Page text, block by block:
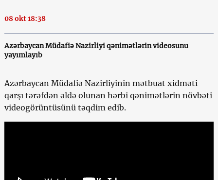
08 okt 18:38
Azərbaycan Müdafiə Nazirliyi qənimətlərin videosunu
yayımlayıb
Azərbaycan Müdafiə Nazirliyinin mətbuat xidməti
qarşı tərəfdən əldə olunan hərbi qənimətlərin növbəti
videogörüntüsünü təqdim edib.